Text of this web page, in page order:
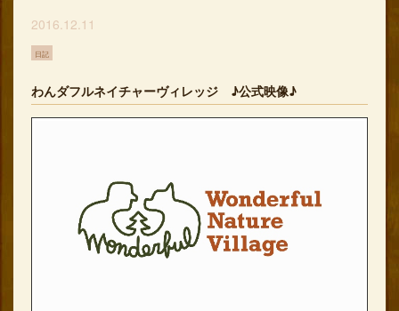
2016.12.11
日記
わんダフルネイチャーヴィレッジ ♪公式映像♪